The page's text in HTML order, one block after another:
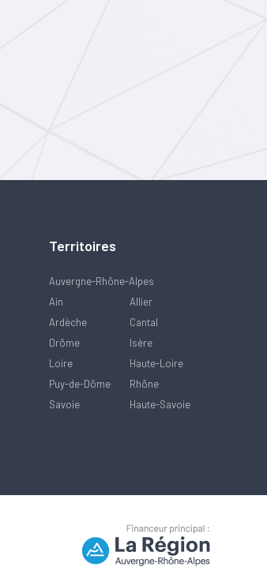
Territoires
Auvergne-Rhône-Alpes
Ain
Allier
Ardèche
Cantal
Drôme
Isère
Loire
Haute-Loire
Puy-de-Dôme
Rhône
Savoie
Haute-Savoie